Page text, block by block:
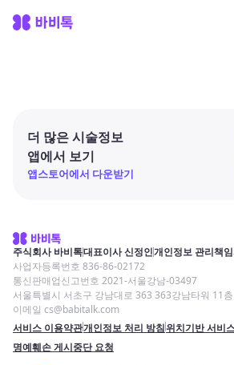
더 많은 시술정보
앱에서 보기
앱스토어에서 다운받기
주식회사 바비톡대표이사 신정인개인정보 관리책
사업자등록번호 836-86-02172
통신판매업신고번호 2021-서울강남-03497
서울특별시 서초구 강남대로 363 363강남타워 11층
이메일 cs@babitalk.com
서비스 이용약관개인정보 처리 방침위치기반 서비
명예훼손 게시중단 요청